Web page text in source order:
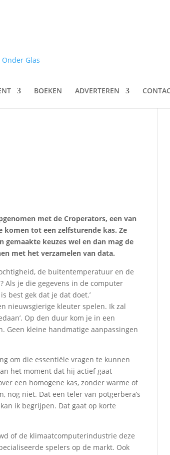
BOEKEN ADVERTEREN
met de Croperators, een van
komen tot een zelfsturende kas. Ze
keuzes wel en dan mag de
met het verzamelen van data.
de buitentemperatuur en de
Als je die gegevens in de computer
best gek dat je dat doet.’
nieuwsgierige kleuter spelen. Ik zal
Op den duur kom je in een
Geen kleine handmatige aanpassingen
om die essentiële vragen te kunnen
het moment dat hij actief gaat
een homogene kas, zonder warme of
nog niet. Dat een teler van potgerbera’s
ik begrijpen. Dat gaat op korte
of de klimaatcomputerindustrie deze
spelers op de markt. Ook